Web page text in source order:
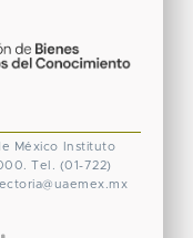
México
Instituto
Tel. (01-722)